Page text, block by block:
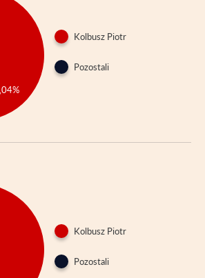
Kolbusz Piotr
Pozostali
Kolbusz Piotr
Pozostali